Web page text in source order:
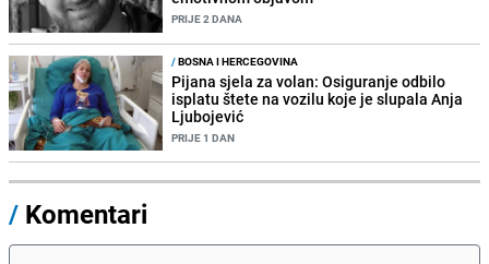
PRIJE 2 DANA
/BOSNA I HERCEGOVINA
Pijana sjela za volan: Osiguranje odbilo
isplatu štete na vozilu koje je slupala Anja
Ljubojević
PRIJE 1 DAN
/ Komentari